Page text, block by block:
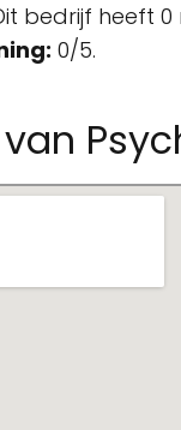
bedrijf heeft 0
0/5.